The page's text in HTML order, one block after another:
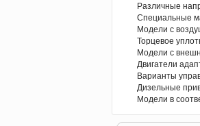
Различные
Специальные
Модели с
Торцевое
Модели с
Двигатели
Варианты
Дизельные
Модели в